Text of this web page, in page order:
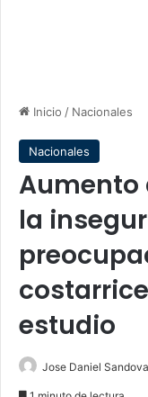
Inicio / Nacionales
Nacionales
Aumento
la
estudio
Jose Daniel